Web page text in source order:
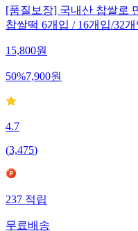
[품질보장] 국내산 찹쌀로
찹쌀떡 6개입 / 16개입/32
15,800원
50%7,900원
4.7
(3,475)
237적립